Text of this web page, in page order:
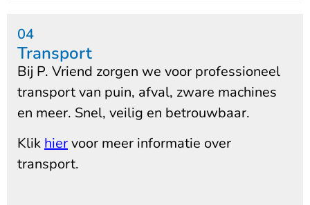
04
Transport
Bij P. Vriend zorgen we voor professioneel
transport van puin, afval, zware machines
en meer. Snel, veilig en betrouwbaar.
Klik hiervoor meer informatie over
transport.